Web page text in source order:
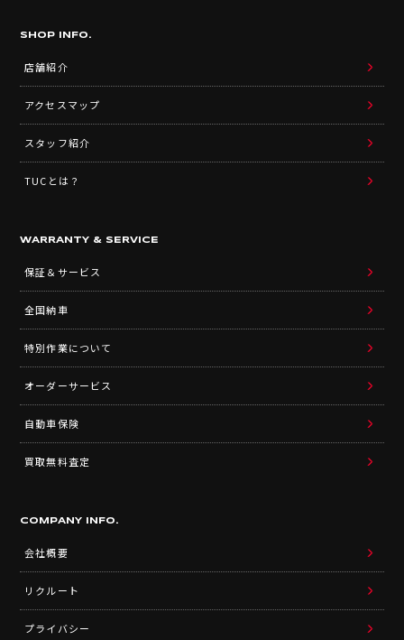
SHOP INFO.
店舗紹介
アクセスマップ
スタッフ紹介
TUCとは？
WARRANTY & SERVICE
保証＆サービス
全国納車
特別作業について
オーダーサービス
自動車保険
買取無料査定
COMPANY INFO.
会社概要
リクルート
プライバシー